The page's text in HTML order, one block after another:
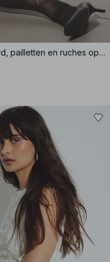
Mini-jurk met jacquard, pailletten en ruches op de heup